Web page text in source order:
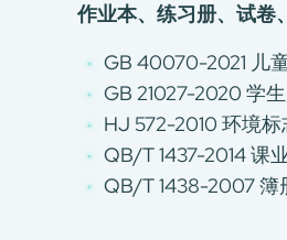
作业本、练习册、试卷
GB 40070-2021 儿
GB 21027-2020 学
HJ 572-2010 环境
QB/T 1437-2014 课
QB/T 1438-2007 簿